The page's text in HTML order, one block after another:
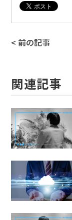
< 前の記事
関連記事